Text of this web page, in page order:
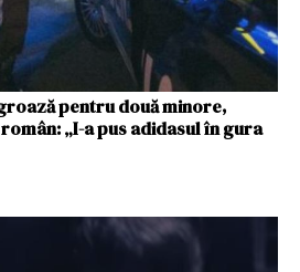
pentru două minore,
„I-a pus adidasul în gura